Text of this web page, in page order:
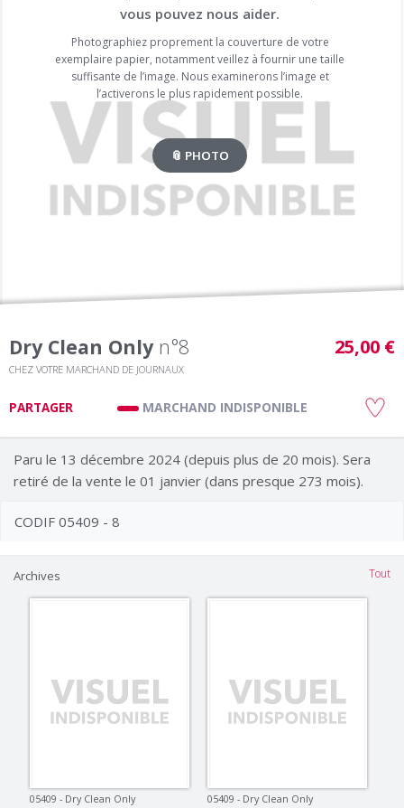
vous pouvez nous aider.
Photographiez proprement la couverture de votre
exemplaire papier, notamment veillez à fournir une taille
suffisante de l’image. Nous examinerons l’image et
l’activerons le plus rapidement possible.
📎 PHOTO
Dry Clean Only n°8
CHEZ VOTRE MARCHAND DE JOURNAUX
25,00 €
PARTAGER MARCHAND INDISPONIBLE
Paru le 13 décembre 2024 (depuis plus de 20 mois). Sera
retiré de la vente le 01 janvier (dans presque 273 mois).
CODIF 05409 - 8
Archives Tout
05409 - Dry Clean Only 05409 - Dry Clean Only